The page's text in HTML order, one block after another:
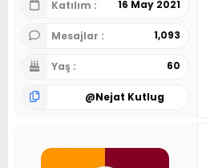
Katılım
16 May 2021
Mesajlar 1,093
Yaş 60
@Nejat Kutlug